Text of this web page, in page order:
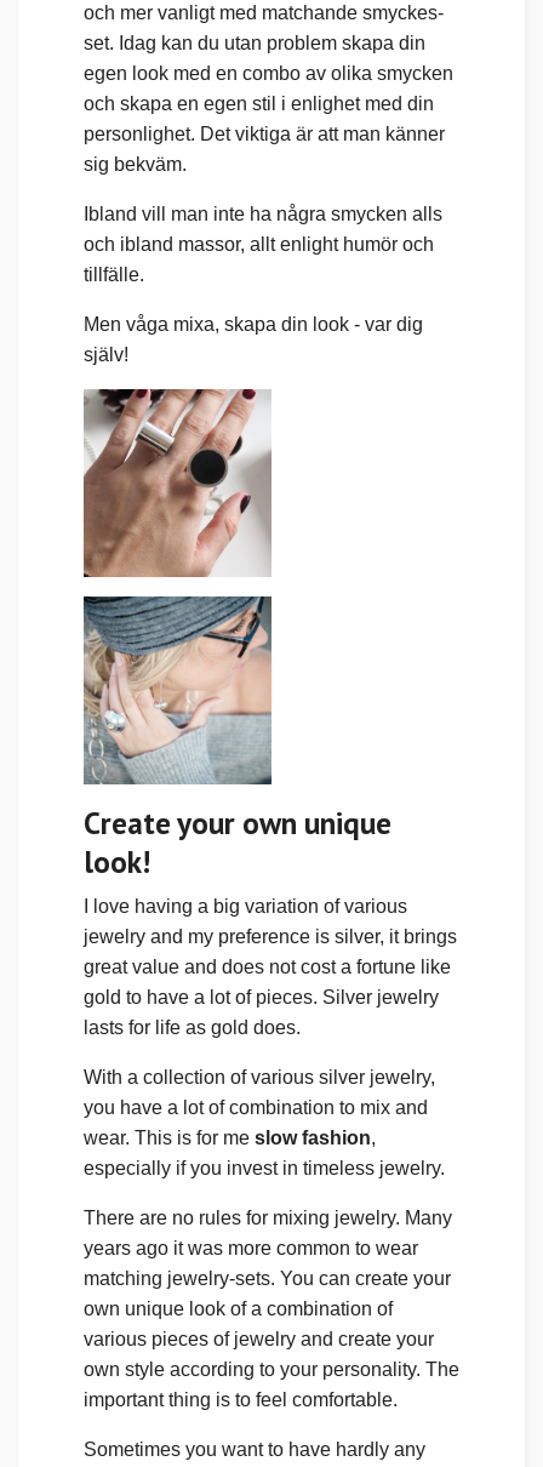
och mer vanligt med matchande smyckes-
set. Idag kan du utan problem skapa din
egen look med en combo av olika smycken
och skapa en egen stil i enlighet med din
personlighet. Det viktiga är att man känner
sig bekväm.
Ibland vill man inte ha några smycken alls
och ibland massor, allt enlight humör och
tillfälle.
Men våga mixa, skapa din look - var dig
själv!
Create your own unique
look!
I love having a big variation of various
jewelry and my preference is silver, it brings
great value and does not cost a fortune like
gold to have a lot of pieces. Silver jewelry
lasts for life as gold does.
With a collection of various silver jewelry,
you have a lot of combination to mix and
wear. This is for me slow fashion,
especially if you invest in timeless jewelry.
There are no rules for mixing jewelry. Many
years ago it was more common to wear
matching jewelry-sets. You can create your
own unique look of a combination of
various pieces of jewelry and create your
own style according to your personality. The
important thing is to feel comfortable.
Sometimes you want to have hardly any